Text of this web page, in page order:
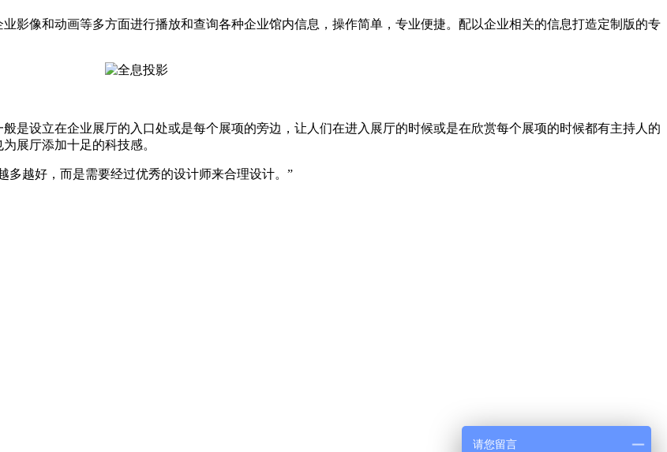
影像和动画等多方面进行播放和查询各种企业馆内信息，操作简单，专业便捷。配以企业相关的信息打造定制版的专
是设立在企业展厅的入口处或是每个展项的旁边，让人们在进入展厅的时候或是在欣赏每个展项的时候都有主持人的
展厅添加十足的科技感。
多越好，而是需要经过优秀的设计师来合理设计。”
请您留言